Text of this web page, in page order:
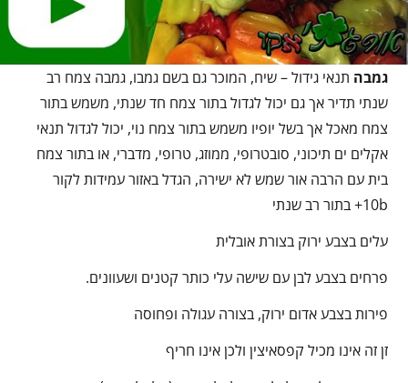
גמבה תנאי גידול – שיח, המוכר גם בשם גמבו, גמבה צמח רב
שנתי תדיר אך גם יכול לגדול בתור צמח חד שנתי, משמש בתור
צמח מאכל אך בשל יופיו משמש בתור צמח נוי, יכול לגדול תנאי
אקלים ים תיכוני, סובטרופי, ממוזג, טרופי, מדברי, או בתור צמח
בית עם הרבה אור שמש לא ישירה, הגדל באזור עמידות לקור
10b+ בתור רב שנתי
עלים בצבע ירוק בצורת אובלית
פרחים בצבע לבן עם שישה עלי כותר קטנים ושעוונים.
פירות בצבע אדום ירוק, בצורה עגולה ופחוסה
זן זה אינו מכיל קפסאיצין ולכן אינו חריף